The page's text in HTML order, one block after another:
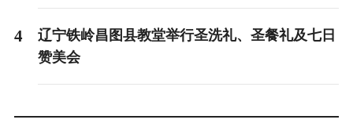
4
辽宁铁岭昌图县教堂举行圣洗礼、圣餐礼及七日
赞美会